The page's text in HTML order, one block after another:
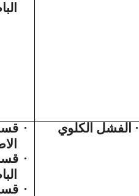
· الفشل الكلوي ·
·
·